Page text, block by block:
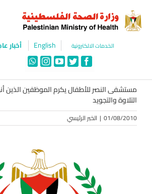
content
الخدمات الالكترونية English أخبار
Facebook
Twitter
YouTube
Instagram
WhatsApp
مستشفى النصر للأطفال يكرم الموظفين الذين
التلاوة والتجويد
01/08/2010
| الخبر الرئيسي